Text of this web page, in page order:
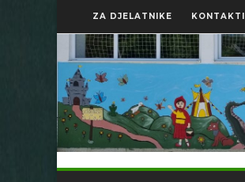
ZA DJELATNIKE KONTAKTI